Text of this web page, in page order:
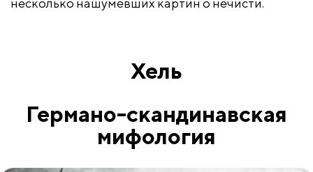
несколько нашумевших картин о нечисти.
Хель
Германо-скандинавская
мифология